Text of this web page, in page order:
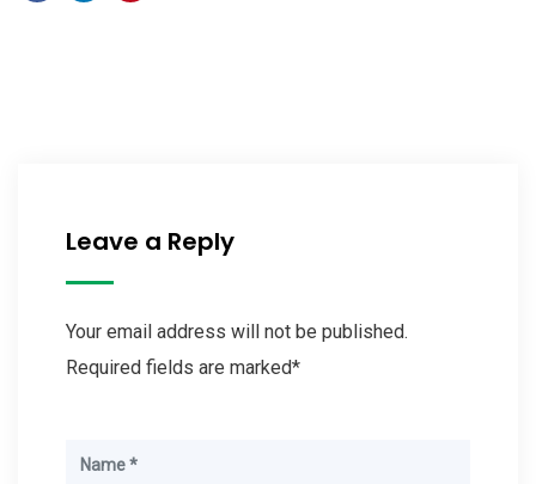
Leave a Reply
Your email address will not be published.
Required fields are marked*